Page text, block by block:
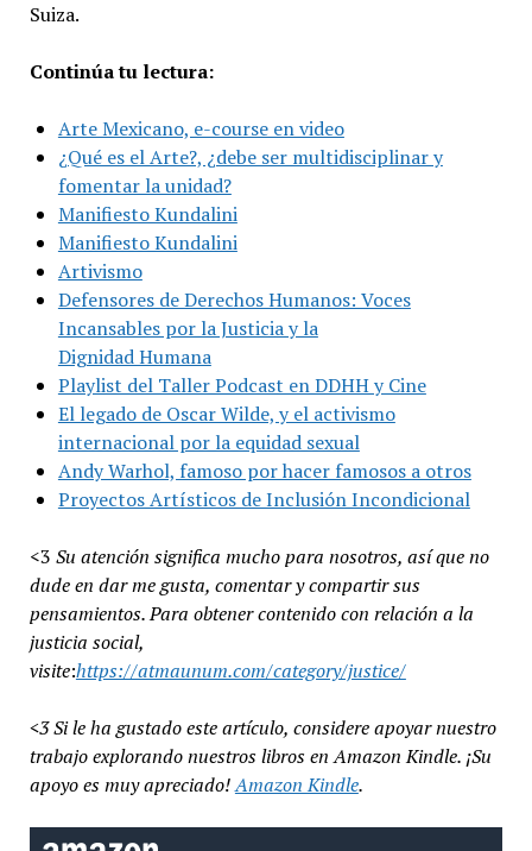
Suiza.
Continúa tu lectura:
Arte Mexicano, e-course en video
¿Qué es el Arte?, ¿debe ser multidisciplinar y
fomentar la unidad?
Manifiesto Kundalini
Manifiesto Kundalini
Artivismo
Defensores de Derechos Humanos: Voces
Incansables por la Justicia y la
Dignidad Humana
Playlist del Taller Podcast en DDHH y Cine
El legado de Oscar Wilde, y el activismo
internacional por la equidad sexual
Andy Warhol, famoso por hacer famosos a otros
Proyectos Artísticos de Inclusión Incondicional
<3 Su atención significa mucho para nosotros, así que no
dude en dar me gusta, comentar y compartir sus
pensamientos. Para obtener contenido con relación a la
justicia social,
visite:https://atmaunum.com/category/justice/
<3 Si le ha gustado este artículo, considere apoyar nuestro
trabajo explorando nuestros libros en Amazon Kindle. ¡Su
apoyo es muy apreciado!Amazon Kindle.